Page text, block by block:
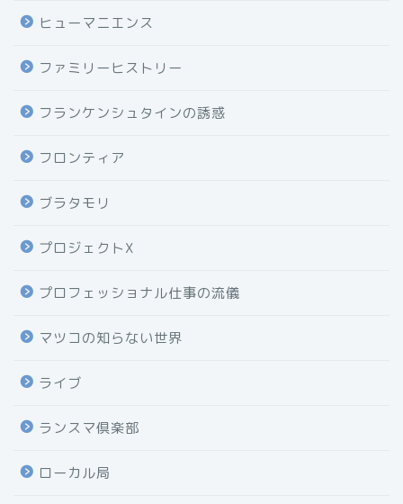
ヒューマニエンス
ファミリーヒストリー
フランケンシュタインの誘惑
フロンティア
ブラタモリ
プロジェクトX
プロフェッショナル仕事の流儀
マツコの知らない世界
ライブ
ランスマ倶楽部
ローカル局